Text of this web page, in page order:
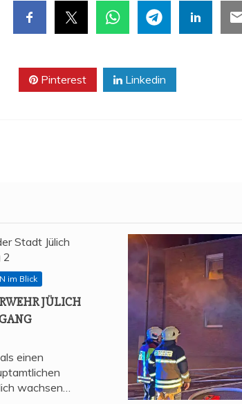
Pinterest Linkedin
im Blick
JÜLICH
einen
wachsen…